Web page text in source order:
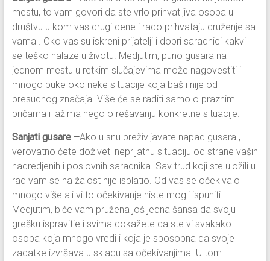
mestu, to vam govori da ste vrlo prihvatljiva osoba u
društvu u kom vas drugi cene i rado prihvataju druženje sa
vama . Oko vas su iskreni prijatelji i dobri saradnici kakvi
se teško nalaze u životu. Medjutim, puno gusara na
jednom mestu u retkim slučajevima može nagovestiti i
mnogo buke oko neke situacije koja baš i nije od
presudnog značaja. Više će se raditi samo o praznim
pričama i lažima nego o rešavanju konkretne situacije.
Sanjati gusare –Ako u snu preživljavate napad gusara ,
verovatno ćete doživeti neprijatnu situaciju od strane vaših
nadredjenih i poslovnih saradnika. Sav trud koji ste uložili u
rad vam se na žalost nije isplatio. Od vas se očekivalo
mnogo više ali vi to očekivanje niste mogli ispuniti.
Medjutim, biće vam pružena još jedna šansa da svoju
grešku ispravitie i svima dokažete da ste vi svakako
osoba koja mnogo vredi i koja je sposobna da svoje
zadatke izvršava u skladu sa očekivanjima. U tom